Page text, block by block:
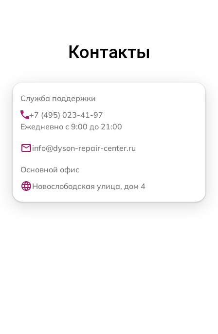
Контакты
Служба поддержки
+7 (495) 023-41-97
Ежедневно с 9:00 до 21:00
info@dyson-repair-center.ru
Основной офис
Новослободская улица, дом 4